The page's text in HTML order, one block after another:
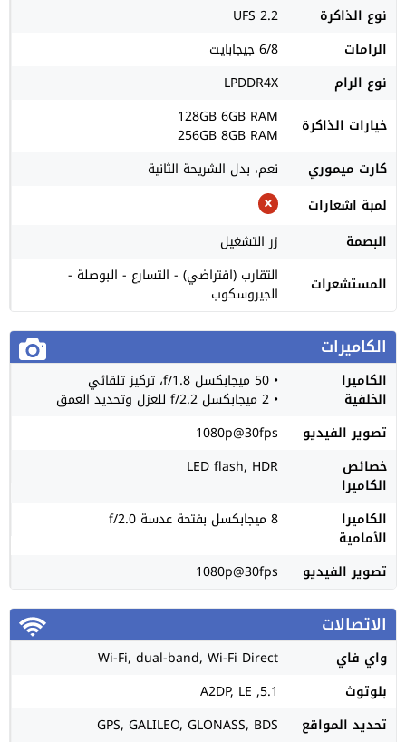
نوع الذاكرة
UFS 2.2
الرامات
6/8 جيجابايت
نوع الرام
LPDDR4X
خيارات الذاكرة
128GB 6GB RAM
256GB 8GB RAM
كارت ميموري
نعم، بدل الشريحة الثانية
لمبة اشعارات
البصمة
زر التشغيل
المستشعرات
التقارب (افتراضي) - التسارع - البوصلة -
الجيروسكوب
الكاميرات
الكاميرا
الخلفية
• 50 ميجابكسل f/1.8، تركيز تلقائي
• 2 ميجابكسل f/2.2 للعزل وتحديد العمق
تصوير الفيديو
1080p@30fps
خصائص
الكاميرا
LED flash, HDR
الكاميرا
الأمامية
8 ميجابكسل بفتحة عدسة f/2.0
تصوير الفيديو 1080p@30fps
الاتصالات
واي فاي
Wi-Fi, dual-band, Wi-Fi Direct
بلوتوث
5.1, A2DP, LE
تحديد المواقع
GPS, GALILEO, GLONASS, BDS